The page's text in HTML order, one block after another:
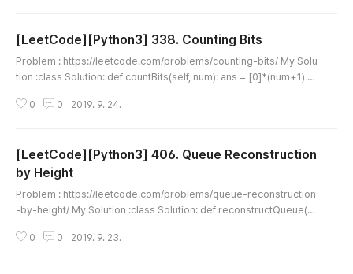
[LeetCode][Python3] 338. Counting Bits
Problem : https://leetcode.com/problems/counting-bits/ My Solu
tion :class Solution: def countBits(self, num): ans = [0]*(num+1) si
xcept: return ans size *= 2
0 0 2019. 9. 24.
[LeetCode][Python3] 406. Queue Reconstruction
by Height
Problem : https://leetcode.com/problems/queue-reconstruction
-by-height/ My Solution :class Solution: def reconstructQueue(s
h, k in people: ans.insert(k, (h, k)) return ans
0 0 2019. 9. 23.